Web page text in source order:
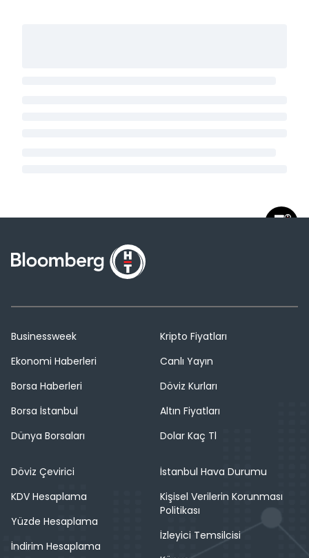
Businessweek
Ekonomi Haberleri
Borsa Haberleri
Borsa İstanbul
Dünya Borsaları
Kripto Fiyatları
Canlı Yayın
Döviz Kurları
Altın Fiyatları
Dolar Kaç Tl
Döviz Çevirici
KDV Hesaplama
Yüzde Hesaplama
İndirim Hesaplama
İstanbul Hava Durumu
Kişisel Verilerin Korunması
Politikası
İzleyici Temsilcisi